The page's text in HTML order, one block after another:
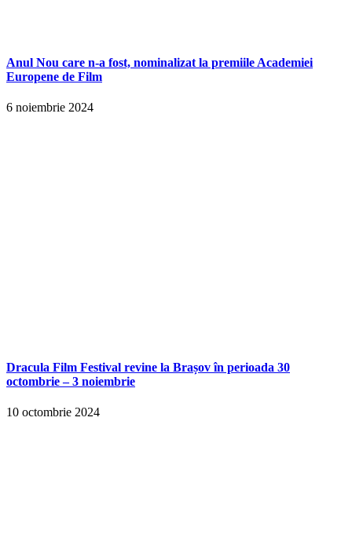
Anul Nou care n-a fost, nominalizat la premiile Academiei
Europene de Film
6 noiembrie 2024
Dracula Film Festival revine la Brașov în perioada 30
octombrie – 3 noiembrie
10 octombrie 2024